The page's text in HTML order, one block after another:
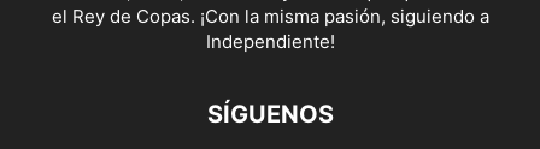
el Rey de Copas. ¡Con la misma pasión, siguiendo a
Independiente!
SÍGUENOS